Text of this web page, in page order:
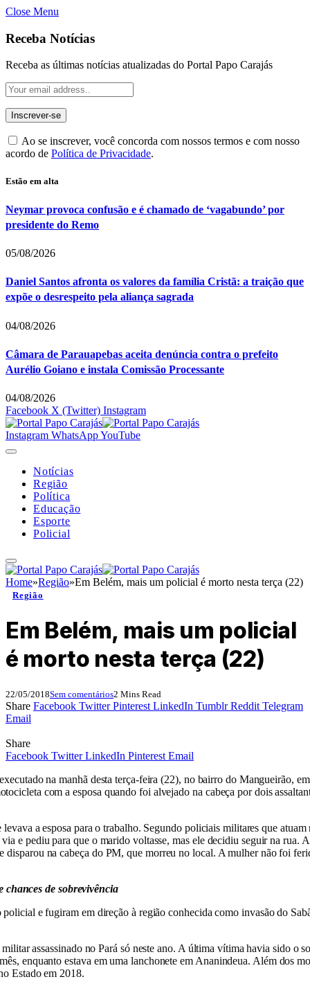
Close Menu
Receba Notícias
Receba as últimas notícias atualizadas do Portal Papo Carajás
Ao se inscrever, você concorda com nossos termos e com nosso
acordo de Política de Privacidade.
Estão em alta
Neymar provoca confusão e é chamado de ‘vagabundo’ por
presidente do Remo
05/08/2026
Daniel Santos afronta os valores da família Cristã: a traição que
expõe o desrespeito pela aliança sagrada
04/08/2026
Câmara de Parauapebas aceita denúncia contra o prefeito
Aurélio Goiano e instala Comissão Processante
04/08/2026
Facebook X (Twitter) Instagram
Instagram WhatsAppYouTube
Notícias
Região
Política
Educação
Esporte
Policial
Home»Região»Em Belém, mais um policial é morto nesta terça (22)
Região
Em Belém, mais um policial
é morto nesta terça (22)
22/05/2018Sem comentários2 Mins Read
Share Facebook Twitter Pinterest LinkedIn Tumblr Reddit Telegram
Email
Share
Facebook Twitter LinkedIn Pinterest Email
na manhã desta terça-feira (22), no bairro do Mangueirão,
com a esposa quando foi alvejado na cabeça por dois
a esposa para o trabalho. Segundo policiais militares que
e pediu para que o marido voltasse, mas ele decidiu seguir na rua.
disparou na cabeça do PM, que morreu no local. A mulher não foi
chances de sobrevivência
e fugiram em direção à região conhecida como invasão do
assassinado no Pará só neste ano. A última vítima havia sido o
enquanto estava em uma lanchonete em Ananindeua. Além dos
Estado em 2018.